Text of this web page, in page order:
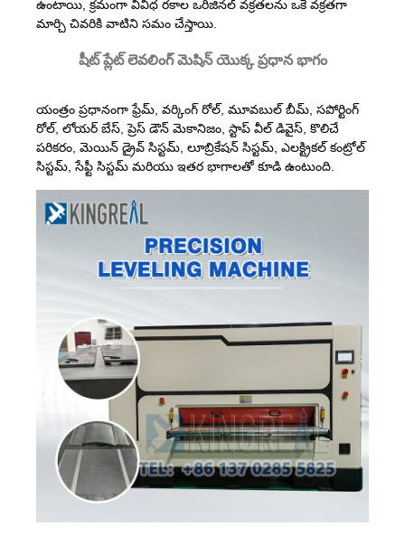
ఉంటాయి, క్రమంగా వివిధ రకాల ఒరిజినల్ వక్రతలను ఒకే వక్రతగా
మార్చి చివరికి వాటిని సమం చేస్తాయి.
షీట్ ప్లేట్ లెవలింగ్ మెషిన్ యొక్క ప్రధాన భాగం
యంత్రం ప్రధానంగా ఫ్రేమ్, వర్కింగ్ రోల్, మూవబుల్ బీమ్, సపోర్టింగ్
రోల్, లోయర్ బేస్, ప్రెస్ డౌన్ మెకానిజం, స్టాప్ వీల్ డివైస్, కొలిచే
పరికరం, మెయిన్ డ్రైవ్ సిస్టమ్, లూబ్రికేషన్ సిస్టమ్, ఎలక్ట్రికల్ కంట్రోల్
సిస్టమ్, సేఫ్టీ సిస్టమ్ మరియు ఇతర భాగాలతో కూడి ఉంటుంది.